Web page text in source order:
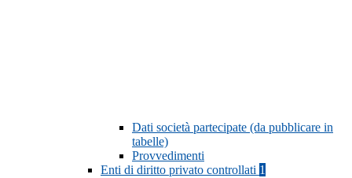
Dati società partecipate (da pubblicare in
tabelle)
Provvedimenti
Enti di diritto privato controllati 1